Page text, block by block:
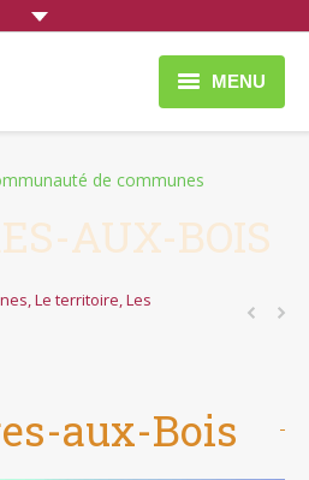
MENU
de Meuse
de communes
AUX-BOIS
,Le territoire,Les
aux-Bois